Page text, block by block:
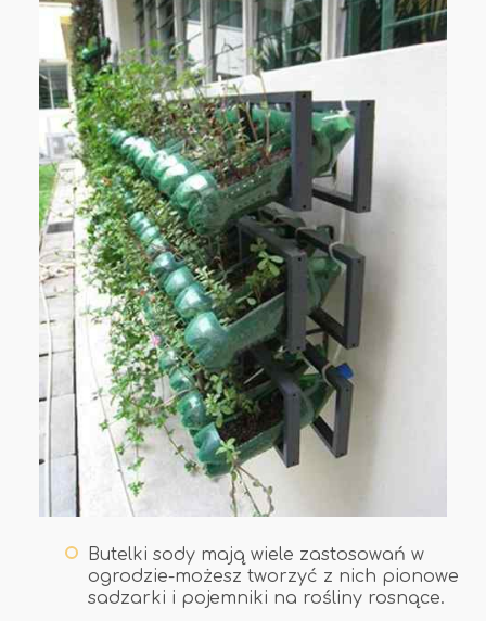
Butelki sody mają wiele zastosowań w
ogrodzie-możesz tworzyć z nich pionowe
sadzarki i pojemniki na rośliny rosnące.